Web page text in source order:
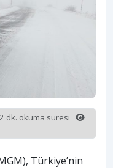
2 dk. okuma süresi
Türkiye’nin